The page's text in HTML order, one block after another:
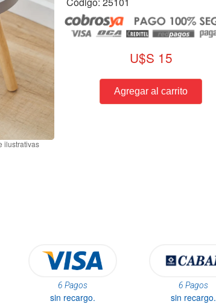
U$S 15
6 Pagos
sin recargo.
6 Pagos
sin recargo.